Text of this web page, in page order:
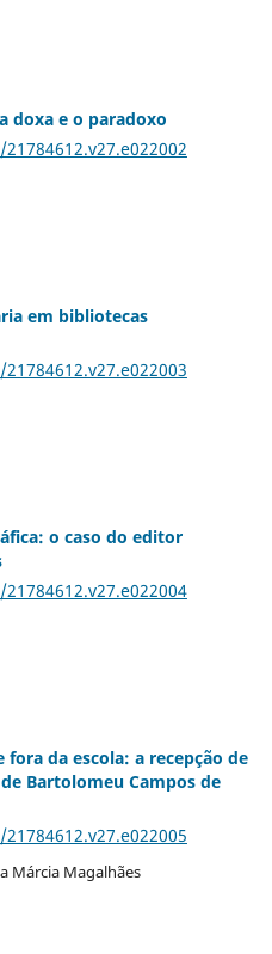
doxa e o paradoxo
em bibliotecas
o caso do editor
da escola: a recepção de
Bartolomeu Campos de
Márcia Magalhães